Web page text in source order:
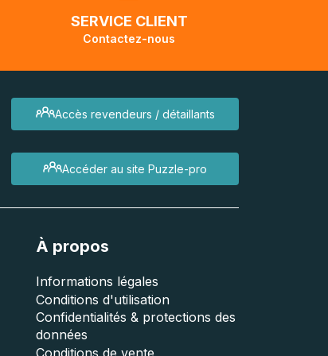
SERVICE CLIENT
Contactez-nous
Accès revendeurs / détaillants
Accéder au site Puzzle-pro
À propos
Informations légales
Conditions d'utilisation
Confidentialités & protections des
données
Conditions de vente